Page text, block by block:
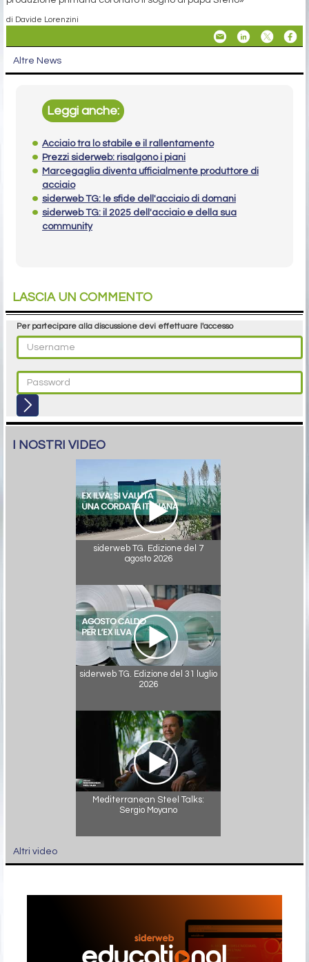
di Davide Lorenzini
Altre News
Leggi anche:
Acciaio tra lo stabile e il rallentamento
Prezzi siderweb: risalgono i piani
Marcegaglia diventa ufficialmente produttore di
acciaio
siderweb TG: le sfide dell'acciaio di domani
siderweb TG: il 2025 dell'acciaio e della sua
community
LASCIA UN COMMENTO
Per partecipare alla discussione devi effettuare l'accesso
I NOSTRI VIDEO
siderweb TG. Edizione del 7
agosto 2026
siderweb TG. Edizione del 31 luglio
2026
Mediterranean Steel Talks:
Sergio Moyano
Altri video